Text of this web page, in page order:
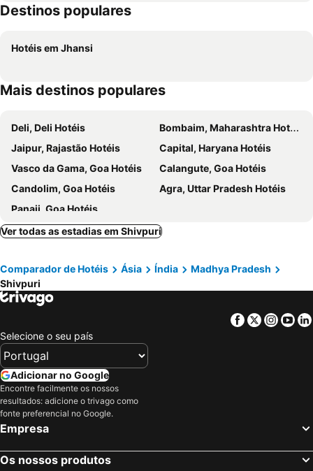
Destinos populares
Hotéis em Jhansi
Mais destinos populares
Deli, Deli Hotéis
Bombaim, Maharashtra Hotéis
Jaipur, Rajastão Hotéis
Capital, Haryana Hotéis
Vasco da Gama, Goa Hotéis
Calangute, Goa Hotéis
Candolim, Goa Hotéis
Agra, Uttar Pradesh Hotéis
Panaji, Goa Hotéis
Ver todas as estadias em Shivpuri
Comparador de Hotéis Ásia Índia
Madhya Pradesh
Shivpuri
Facebook
Twitter
Selecione o seu país
Adicionar no Google
Encontre facilmente os nossos
resultados: adicione o trivago como
fonte preferencial no Google.
Empresa
Os nossos produtos